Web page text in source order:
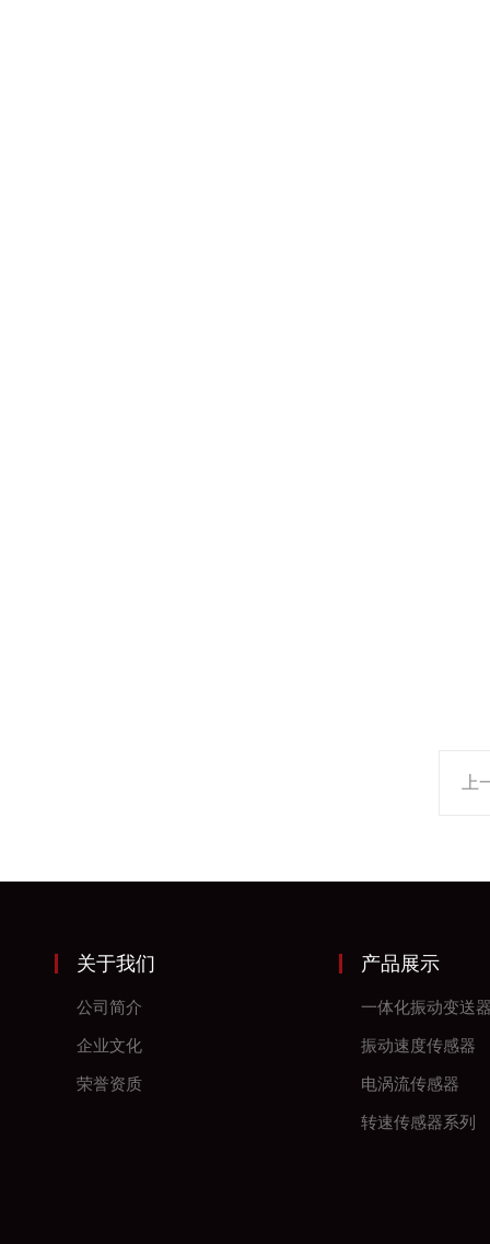
上
关于我们
公司简介
企业文化
荣誉资质
产品展示
一体化振动变送
振动速度传感器
电涡流传感器
转速传感器系列